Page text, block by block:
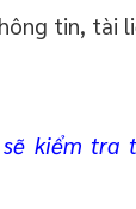
tin, tài
sẽ kiểm